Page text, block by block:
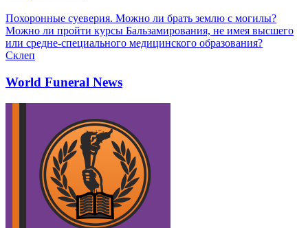
Похоронные суеверия. Можно ли брать землю с могилы?
Можно ли пройти курсы Бальзамирования, не имея высшего
или средне-специального медицинского образования?
Склеп
World Funeral News